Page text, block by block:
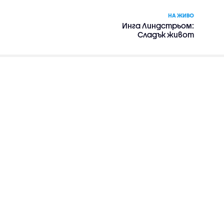
НА ЖИВО
Инга Линдстрьом:
Сладък живот